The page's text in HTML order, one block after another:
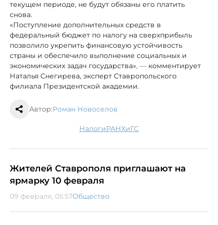
текущем периоде, не будут обязаны его платить
снова.
«Поступление дополнительных средств в
федеральный бюджет по налогу на сверхприбыль
позволило укрепить финансовую устойчивость
страны и обеспечило выполнение социальных и
экономических задач государства», — комментирует
Наталья Снегирева, эксперт Ставропольского
филиала Президентской академии.
Автор:Роман Новоселов
налоги РАНХиГС
Жителей Ставрополя приглашают на
ярмарку 10 февраля
09 февраля, 05:57Общество